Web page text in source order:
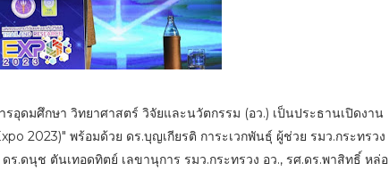
รอุดมศึกษา วิทยาศาสตร์ วิจัยและนวัตกรรม (อว.) เป็นประธานเปิดงาน
2023)" พร้อมด้วย ดร.บุญเกียรติ การะเวกพันธุ์ ผู้ช่วย รมว.กระทรวง
ร.ดนุช ตันเทอดทิตย์ เลขานุการ รมว.กระทรวง อว., รศ.ดร.พาสิทธิ์ หล่อ